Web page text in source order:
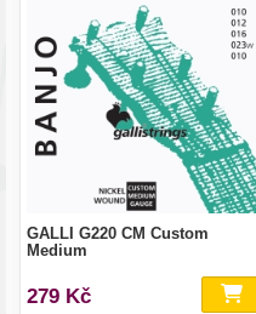
GALLI G220 CM Custom
Medium
279 Kč